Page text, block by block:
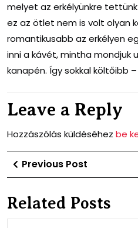
melyet az erkélyünkre
ez az ötlet nem is volt olyan
romantikusabb az erkélyen
inni a kávét, mintha mondjuk
kanapén. Így sokkal költőibb
Leave a Reply
Hozzászólás küldéséhez be
Bejegyzés
navigáció
Previous Post
Post
Related Posts